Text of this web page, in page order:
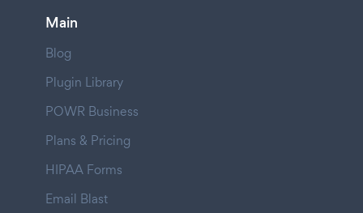
Main
Blog
Plugin Library
POWR Business
Plans & Pricing
HIPAA Forms
Email Blast